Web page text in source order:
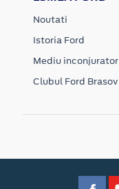
Noutati
Istoria Ford
Mediu inconjurator
Clubul Ford Brasov